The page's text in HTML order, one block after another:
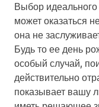
Выбор
может оказаться
она не
Будь то ее день
особый случай,
действительно
показывает вашу